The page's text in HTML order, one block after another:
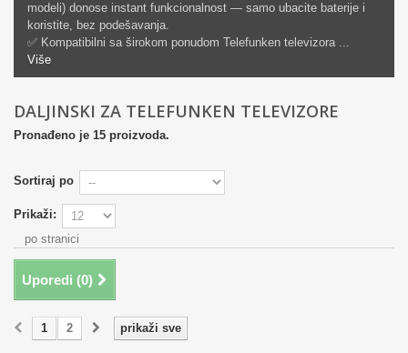
modeli) donose instant funkcionalnost — samo ubacite baterije i
koristite, bez podešavanja.
✅ Kompatibilni sa širokom ponudom Telefunken televizora ...
Više
DALJINSKI ZA TELEFUNKEN TELEVIZORE
Pronađeno je 15 proizvoda.
Sortiraj po
Prikaži:
po stranici
Uporedi (0)
prikaži sve
1 2